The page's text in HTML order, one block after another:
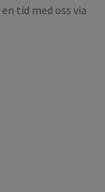
tid med oss via